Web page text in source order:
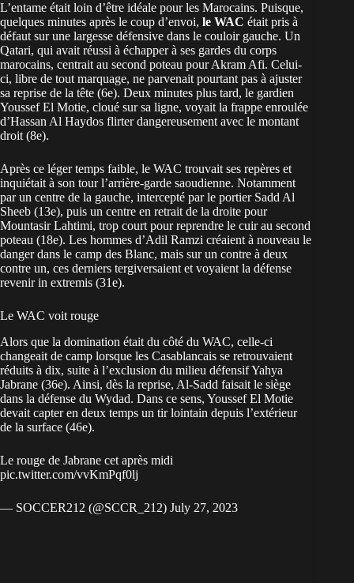
L’entame était loin d’être idéale pour les Marocains. Puisque,
quelques minutes après le coup d’envoi, le WAC était pris à
défaut sur une largesse défensive dans le couloir gauche. Un
Qatari, qui avait réussi à échapper à ses gardes du corps
marocains, centrait au second poteau pour Akram Afi. Celui-
ci, libre de tout marquage, ne parvenait pourtant pas à ajuster
sa reprise de la tête (6e). Deux minutes plus tard, le gardien
Youssef El Motie, cloué sur sa ligne, voyait la frappe enroulée
d’Hassan Al Haydos flirter dangereusement avec le montant
droit (8e).
Après ce léger temps faible, le WAC trouvait ses repères et
inquiétait à son tour l’arrière-garde saoudienne. Notamment
par un centre de la gauche, intercepté par le portier Sadd Al
Sheeb (13e), puis un centre en retrait de la droite pour
Mountasir Lahtimi, trop court pour reprendre le cuir au second
poteau (18e). Les hommes d’Adil Ramzi créaient à nouveau le
danger dans le camp des Blanc, mais sur un contre à deux
contre un, ces derniers tergiversaient et voyaient la défense
revenir in extremis (31e).
Le WAC voit rouge
Alors que la domination était du côté du WAC, celle-ci
changeait de camp lorsque les Casablancais se retrouvaient
réduits à dix, suite à l’exclusion du milieu défensif Yahya
Jabrane (36e). Ainsi, dès la reprise, Al-Sadd faisait le siège
dans la défense du Wydad. Dans ce sens, Youssef El Motie
devait capter en deux temps un tir lointain depuis l’extérieur
de la surface (46e).
Le rouge de Jabrane cet après midi
pic.twitter.com/vvKmPqf0lj
— SOCCER212 (@SCCR_212) July 27, 2023